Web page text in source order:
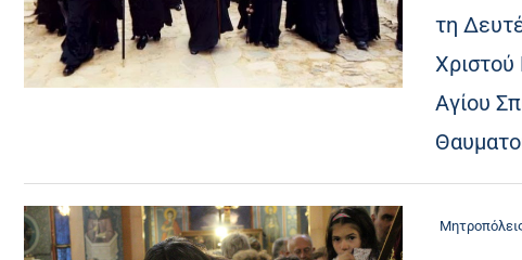
τη
Χριστού
Αγίου